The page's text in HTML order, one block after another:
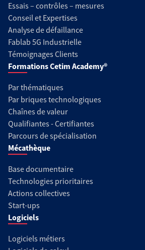
Essais – contrôles – mesures
Conseil et Expertises
Analyse de défaillance
Fablab 5G Industrielle
Témoignages Clients
Formations Cetim Academy®
Par thématiques
Par briques technologiques
Chaînes de valeur
Qualifiantes - Certifiantes
Parcours de spécialisation
Mécathèque
Base documentaire
Technologies prioritaires
Actions collectives
Start-ups
Logiciels
Logiciels métiers